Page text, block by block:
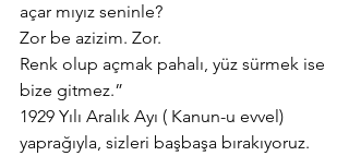
açar mıyız seninle?
Zor be azizim. Zor.
Renk olup açmak pahalı, yüz sürmek ise
bize gitmez.”
1929 Yılı Aralık Ayı ( Kanun-u evvel)
yaprağıyla, sizleri başbaşa bırakıyoruz.